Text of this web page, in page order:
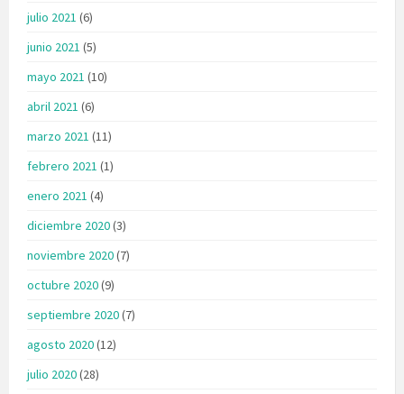
julio 2021 (6)
junio 2021 (5)
mayo 2021 (10)
abril 2021 (6)
marzo 2021 (11)
febrero 2021 (1)
enero 2021 (4)
diciembre 2020(3)
noviembre 2020(7)
octubre 2020(9)
septiembre 2020(7)
agosto 2020(12)
julio 2020(28)